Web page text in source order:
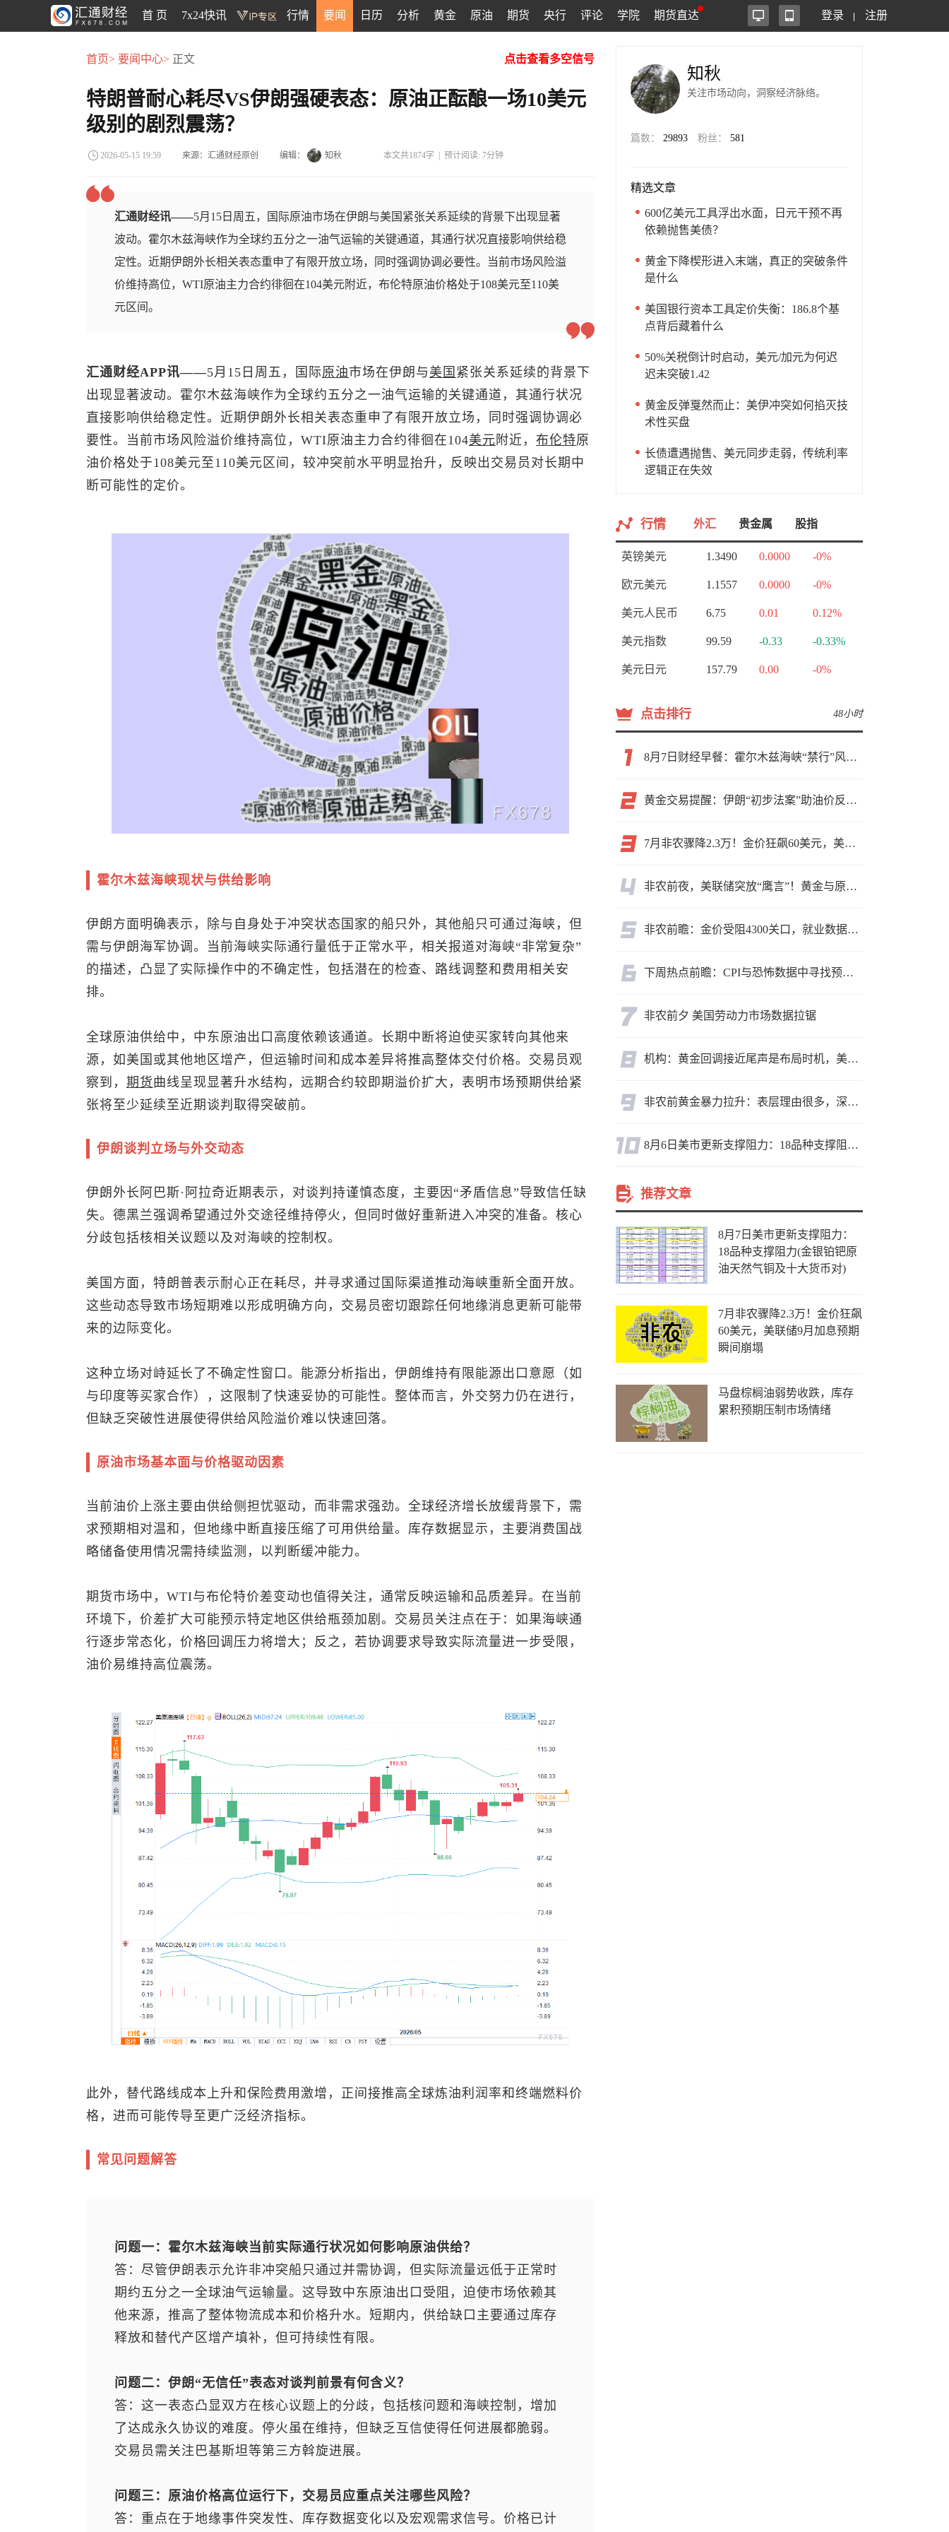
首 页 7x24快讯 行情 要闻 日历 分析 黄金 原油 期货 央行 评论 学院 期货直达 登录 注册
首页> 要闻中心> 正文 点击查看多空信号
特朗普耐心耗尽VS伊朗强硬表态：原油正酝酿一场10美元
级别的剧烈震荡？
2026-05-15 19:59 来源：汇通财经原创 编辑： 知秋 本文共1874字 | 预计阅读: 7分钟
汇通财经讯——5月15日周五，国际原油市场在伊朗与美国紧张关系延续的背景下出现显著
波动。霍尔木兹海峡作为全球约五分之一油气运输的关键通道，其通行状况直接影响供给稳
定性。近期伊朗外长相关表态重申了有限开放立场，同时强调协调必要性。当前市场风险溢
价维持高位，WTI原油主力合约徘徊在104美元附近，布伦特原油价格处于108美元至110美
元区间。
汇通财经APP讯——5月15日周五，国际原油市场在伊朗与 美国 紧张关系延续的背景下
出现显著波动。霍尔木兹海峡作为全球约五分之一油气运输的关键通道，其通行状况
直接影响供给稳定性。近期伊朗外长相关表态重申了有限开放立场，同时强调协调必
要性。当前市场风险溢价维持高位，WTI原油主力合约徘徊在104美元 附近， 布伦特原
油价格处于108美元至110美元区间，较冲突前水平明显抬升，反映出交易员对长期中
断可能性的定价。
霍尔木兹海峡现状与供给影响
伊朗方面明确表示，除与自身处于冲突状态国家的船只外，其他船只可通过海峡，但
需与伊朗海军协调。当前海峡实际通行量低于正常水平，相关报道对海峡“非常复杂”
的描述，凸显了实际操作中的不确定性，包括潜在的检查、路线调整和费用相关安
排。
全球原油供给中，中东原油出口高度依赖该通道。长期中断将迫使买家转向其他来
源，如美国或其他地区增产，但运输时间和成本差异将推高整体交付价格。交易员观
察到， 期货曲线呈现显著升水结构，远期合约较即期溢价扩大，表明市场预期供给紧
张将至少延续至近期谈判取得突破前。
伊朗谈判立场与外交动态
伊朗外长阿巴斯·阿拉奇近期表示，对谈判持谨慎态度，主要因“矛盾信息”导致信任缺
失。德黑兰强调希望通过外交途径维持停火，但同时做好重新进入冲突的准备。核心
分歧包括核相关议题以及对海峡的控制权。
美国方面，特朗普表示耐心正在耗尽，并寻求通过国际渠道推动海峡重新全面开放。
这些动态导致市场短期难以形成明确方向，交易员密切跟踪任何地缘消息更新可能带
来的边际变化。
这种立场对峙延长了不确定性窗口。能源分析指出，伊朗维持有限能源出口意愿（如
与印度等买家合作），这限制了快速妥协的可能性。整体而言，外交努力仍在进行，
但缺乏突破性进展使得供给风险溢价难以快速回落。
原油市场基本面与价格驱动因素
当前油价上涨主要由供给侧担忧驱动，而非需求强劲。全球经济增长放缓背景下，需
求预期相对温和，但地缘中断直接压缩了可用供给量。库存数据显示，主要消费国战
略储备使用情况需持续监测，以判断缓冲能力。
期货市场中，WTI与布伦特价差变动也值得关注，通常反映运输和品质差异。在当前
环境下，价差扩大可能预示特定地区供给瓶颈加剧。交易员关注点在于：如果海峡通
行逐步常态化，价格回调压力将增大；反之，若协调要求导致实际流量进一步受限，
油价易维持高位震荡。
此外，替代路线成本上升和保险费用激增，正间接推高全球炼油利润率和终端燃料价
格，进而可能传导至更广泛经济指标。
常见问题解答
问题一：霍尔木兹海峡当前实际通行状况如何影响原油供给？
答：尽管伊朗表示允许非冲突船只通过并需协调，但实际流量远低于正常时
期约五分之一全球油气运输量。这导致中东原油出口受阻，迫使市场依赖其
他来源，推高了整体物流成本和价格升水。短期内，供给缺口主要通过库存
释放和替代产区增产填补，但可持续性有限。
问题二：伊朗“无信任”表态对谈判前景有何含义？
答：这一表态凸显双方在核心议题上的分歧，包括核问题和海峡控制，增加
了达成永久协议的难度。停火虽在维持，但缺乏互信使得任何进展都脆弱。
交易员需关注巴基斯坦等第三方斡旋进展。
问题三：原油价格高位运行下，交易员应重点关注哪些风险？
答：重点在于地缘事件突发性、库存数据变化以及宏观需求信号。价格已计
知秋
关注市场动向，洞察经济脉络。
篇数： 29893 粉丝： 581
精选文章
600亿美元工具浮出水面，日元干预不再
依赖抛售美债？
黄金下降楔形进入末端，真正的突破条件
是什么
美国银行资本工具定价失衡：186.8个基
点背后藏着什么
50%关税倒计时启动，美元/加元为何迟
迟未突破1.42
黄金反弹戛然而止：美伊冲突如何掐灭技
术性买盘
长债遭遇抛售、美元同步走弱，传统利率
逻辑正在失效
行情 外汇 贵金属 股指
英镑美元 1.3490 0.0000 -0%
欧元美元 1.1557 0.0000 -0%
美元人民币 6.75 0.01 0.12%
美元指数 99.59 -0.33 -0.33%
美元日元 157.79 0.00 -0%
点击排行 48小时
8月7日财经早餐：霍尔木兹海峡“禁行”风波再起，油价急涨金价承压，非农夜市场博弈加剧
黄金交易提醒：伊朗“初步法案”助油价反弹逾3%，金价小幅承压，非农重磅来袭！
7月非农骤降2.3万！金价狂飙60美元，美联储9月加息预期瞬间崩塌
非农前夜，美联储突放“鹰言”！黄金与原油为何联手反攻？
非农前瞻：金价受阻4300关口，就业数据是“火上浇油”还是“釜底抽薪”？
下周热点前瞻：CPI与恐怖数据中寻找预期差
非农前夕 美国劳动力市场数据拉锯
机构：黄金回调接近尾声是布局时机，美元后市或走弱转为利多因素
非农前黄金暴力拉升：表层理由很多，深层逻辑却让人困惑
8月6日美市更新支撑阻力：18品种支撑阻力(金银铂钯原油天然气铜及十大货币对)
推荐文章
8月7日美市更新支撑阻力：
18品种支撑阻力(金银铂钯原
油天然气铜及十大货币对)
7月非农骤降2.3万！金价狂飙
60美元，美联储9月加息预期
瞬间崩塌
马盘棕榈油弱势收跌，库存
累积预期压制市场情绪